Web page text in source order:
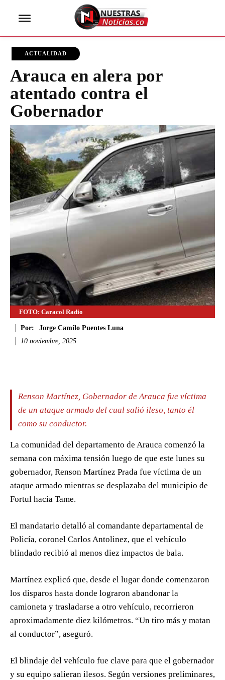
ACTUALIDAD
Arauca en alera por
atentado contra el
Gobernador
FOTO: Caracol Radio
Por:
Jorge Camilo Puentes Luna
10 noviembre, 2025
Renson Martínez, Gobernador de Arauca fue víctima
de un ataque armado del cual salió ileso, tanto él
como su conductor.
La comunidad del departamento de Arauca comenzó la
semana con máxima tensión luego de que este lunes su
gobernador, Renson Martínez Prada fue víctima de un
ataque armado mientras se desplazaba del municipio de
Fortul hacia Tame.
El mandatario detalló al comandante departamental de
Policía, coronel Carlos Antolinez, que el vehículo
blindado recibió al menos diez impactos de bala.
Martínez explicó que, desde el lugar donde comenzaron
los disparos hasta donde lograron abandonar la
camioneta y trasladarse a otro vehículo, recorrieron
aproximadamente diez kilómetros. “Un tiro más y matan
al conductor”, aseguró.
El blindaje del vehículo fue clave para que el gobernador
y su equipo salieran ilesos. Según versiones preliminares,